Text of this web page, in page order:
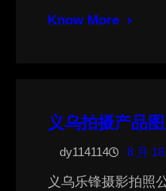
Know More
义乌拍摄产品
dy114114 8 月
义乌乐锋摄影拍照